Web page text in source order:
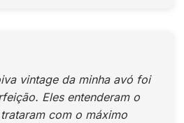
vintage da minha avó foi
Eles entenderam o
com o máximo